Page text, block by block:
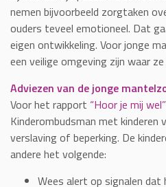
nemen bijvoorbeeld zorgtaken
ouders teveel emotioneel. Dat
eigen ontwikkeling. Voor jonge
een veilige omgeving zijn waar
Adviezen van de jonge
Voor het rapport “Hoor je mij wel”
Kinderombudsman met kinderen
verslaving of beperking. De
andere het volgende:
Wees alert op signalen